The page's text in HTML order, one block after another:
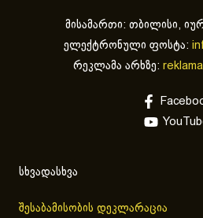
მისამართი: თბილისი,
ელექტრონული ფოსტა:
რეკლამა არხზე:
სხვადასხვა
შესაბამისობის დეკლარაცია